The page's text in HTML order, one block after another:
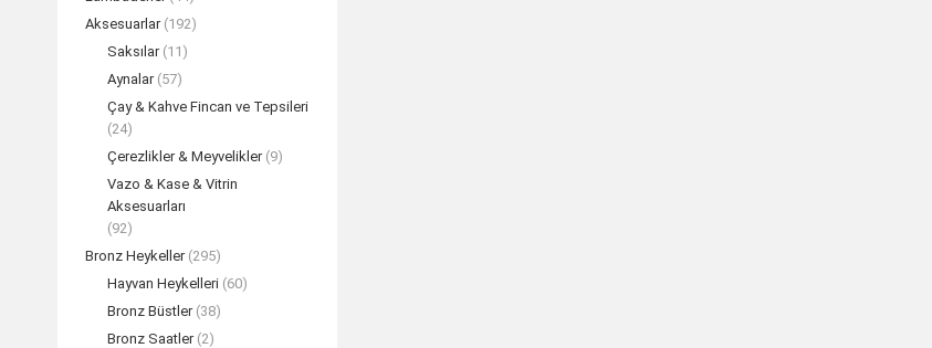
Aksesuarlar (192)
Saksılar (11)
Aynalar (57)
Çay & Kahve Fincan ve Tepsileri
(24)
Çerezlikler & Meyvelikler (9)
Vazo & Kase & Vitrin
Aksesuarları
(92)
Bronz Heykeller (295)
Hayvan Heykelleri (60)
Bronz Büstler (38)
Bronz Saatler (2)